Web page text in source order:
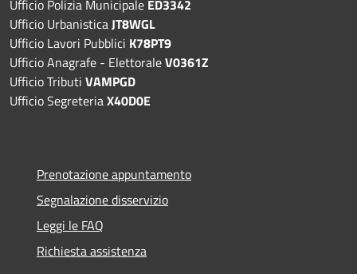
Ufficio Polizia Municipale ED3342
Ufficio UrbanisticaJT8WGL
Ufficio Lavori Pubblici K78PT9
Ufficio Anagrafe - ElettoraleV0361Z
Ufficio Tributi VAMPGD
Ufficio SegreteriaX40D0E
Prenotazione appuntamento
Segnalazione disservizio
Leggi le FAQ
Richiesta assistenza